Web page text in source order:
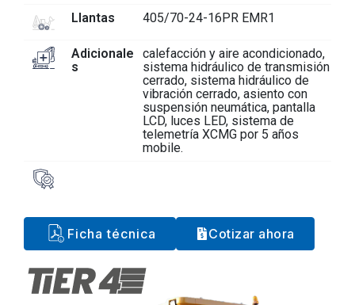
Llantas 405/70-24-16PR EMR1
Adicionale
s
calefacción y aire acondicionado,
sistema hidráulico de transmisión
cerrado, sistema hidráulico de
vibración cerrado, asiento con
suspensión neumática, pantalla
LCD, luces LED, sistema de
telemetría XCMG por 5 años
mobile.
Ficha técnica Cotizar ahora